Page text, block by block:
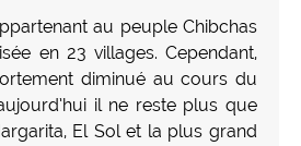
au peuple Chibchas
en 23 villages. Cependant,
diminué au cours du
il ne reste plus que
El Sol et la plus grand